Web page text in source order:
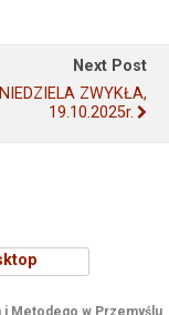
Next Post
ZWYKŁA,
19.10.2025r.
i Metodego w Przemyślu